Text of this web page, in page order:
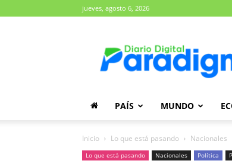
jueves, agosto 6, 2026
Paradigma
PAÍS MUNDO
Inicio Lo que está pasando Nacionales
Lo que está pasando Nacionales Política